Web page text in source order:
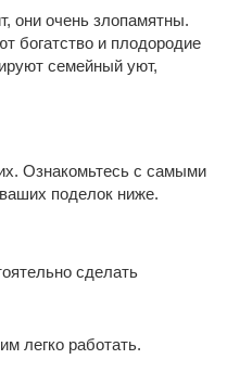
они очень злопамятны.
богатство и плодородие
семейный уют,
Ознакомьтесь с самыми
поделок ниже.
сделать
легко работать.